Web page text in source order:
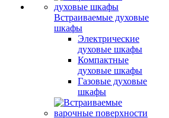
Встраиваемые духовые
шкафы
Электрические
духовые шкафы
Компактные
духовые шкафы
Газовые духовые
шкафы